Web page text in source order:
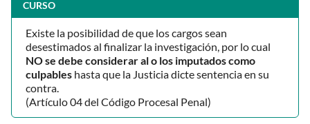
CURSO
Existe la posibilidad de que los cargos sean
desestimados al finalizar la investigación, por lo cual
NO se debe considerar al o los imputados como
culpables hasta que la Justicia dicte sentencia en su
contra.
(Artículo 04 del Código Procesal Penal)